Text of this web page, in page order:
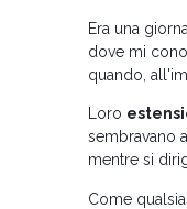
Era una
dove mi
quando,
Loro
sembravano
mentre si
Come